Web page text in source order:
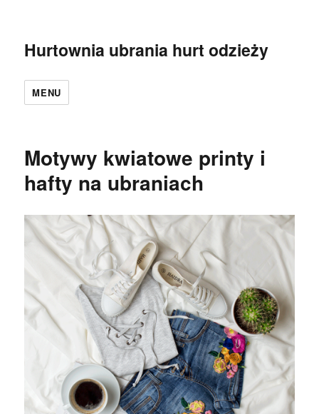
Hurtownia ubrania hurt odzieży
MENU
Motywy kwiatowe printy i
hafty na ubraniach